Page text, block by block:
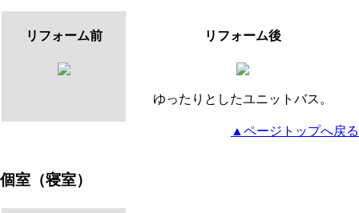
リフォーム前 リフォーム後
ゆったりとしたユニットバス。
▲ページトップへ戻る
個室（寝室）